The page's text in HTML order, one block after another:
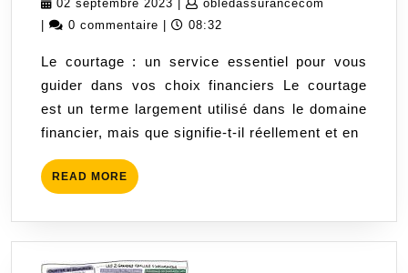
:
guide
financier
pour
des
choix
éclairés
02 septembre 2023
septembre
obledassurancecom
0 commentaire 08:32
Le courtage : un service essentiel pour vous
guider dans vos choix financiers Le courtage
est un terme largement utilisé dans le domaine
financier, mais que signifie-t-il réellement et en
READ MORE READ
MORE